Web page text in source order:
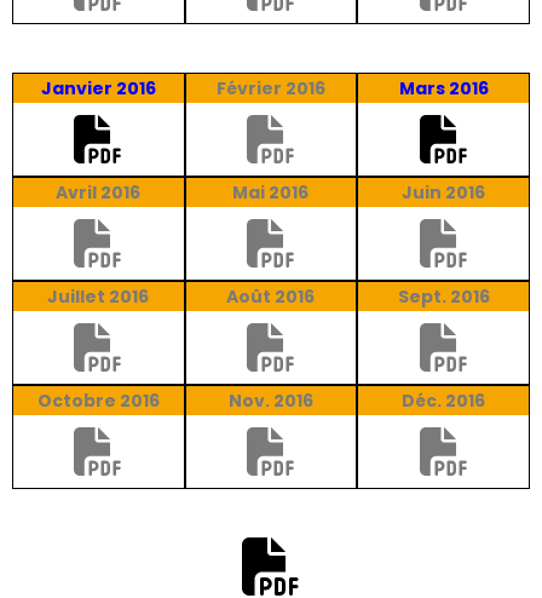
Janvier 2016 Février 2016 Mars 2016
Avril 2016 Mai 2016 Juin 2016
Juillet 2016 Août 2016 Sept. 2016
Octobre 2016 Nov. 2016 Déc. 2016